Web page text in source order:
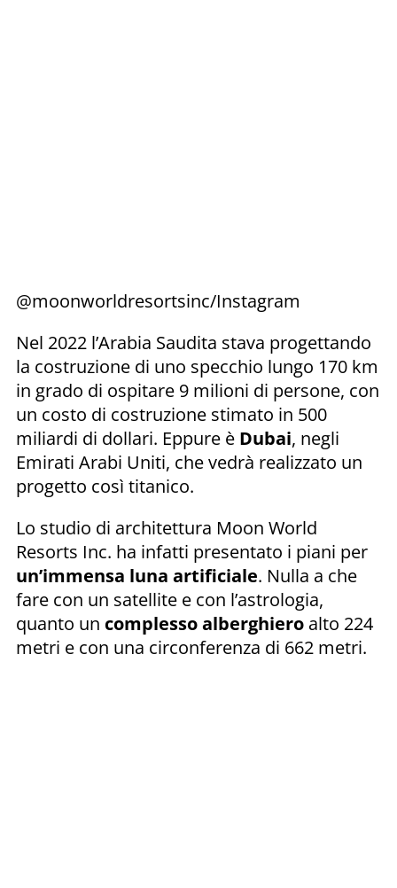
@moonworldresortsinc/Instagram
Nel 2022 l’Arabia Saudita stava progettando
la costruzione di uno specchio lungo 170 km
in grado di ospitare 9 milioni di persone, con
un costo di costruzione stimato in 500
miliardi di dollari. Eppure è Dubai, negli
Emirati Arabi Uniti, che vedrà realizzato un
progetto così titanico.
Lo studio di architettura Moon World
Resorts Inc. ha infatti presentato i piani per
un’immensa luna artificiale. Nulla a che
fare con un satellite e con l’astrologia,
quanto un complesso alberghiero alto 224
metri e con una circonferenza di 662 metri.